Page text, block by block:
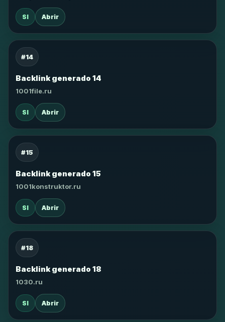
SI Abrir
#14
Backlink generado 14
1001file.ru
SI Abrir
#15
Backlink generado 15
1001konstruktor.ru
SI Abrir
#18
Backlink generado 18
1030.ru
SI Abrir